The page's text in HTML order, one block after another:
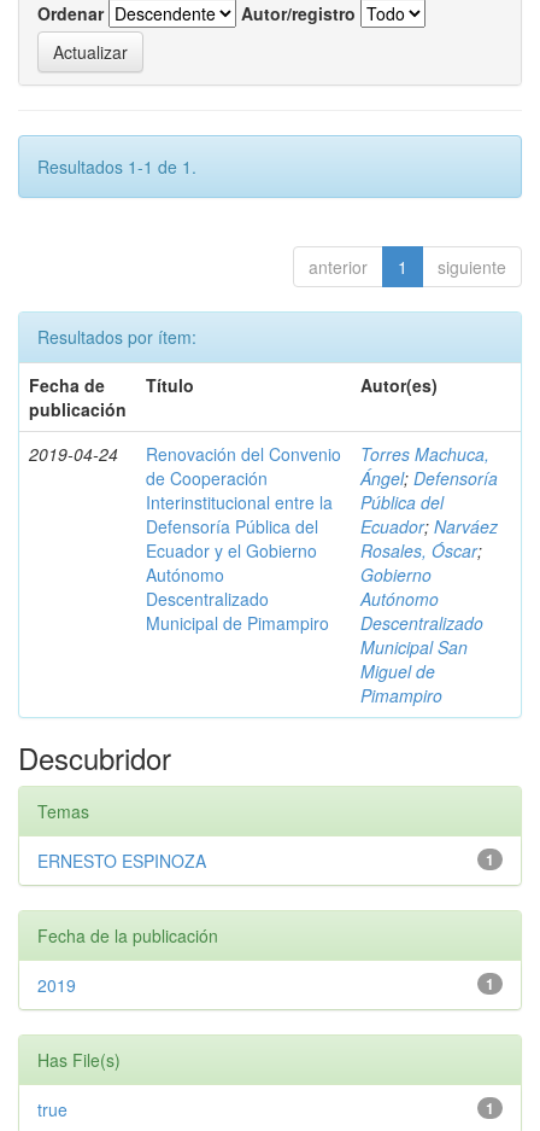
Ordenar
Autor/registro
Resultados 1-1 de 1.
anterior 1 siguiente
Resultados por ítem:
Fecha de
publicación
Título Autor(es)
2019-04-24
Renovación del Convenio
de Cooperación
Interinstitucional entre la
Defensoría Pública del
Ecuador y el Gobierno
Autónomo
Descentralizado
Municipal de Pimampiro
Torres Machuca,
Ángel; Defensoría
Pública del
Ecuador; Narváez
Rosales, Óscar;
Gobierno
Autónomo
Descentralizado
Municipal San
Miguel de
Pimampiro
Descubridor
Temas
1
ERNESTO ESPINOZA
Fecha de la publicación
1
2019
Has File(s)
1
true